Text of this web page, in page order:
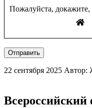
Пожалуйста,
Отправить
22 сентября 2025 Автор: